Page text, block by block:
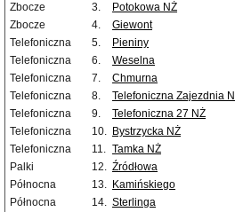
Zbocze
3. Potokowa NŻ
Zbocze
4. Giewont
Telefoniczna
5. Pieniny
Telefoniczna
6. Weselna
Telefoniczna
7. Chmurna
Telefoniczna
8. Telefoniczna Zajezdnia
Telefoniczna
9. Telefoniczna 27 NŻ
Telefoniczna
10. Bystrzycka NŻ
Telefoniczna
11. Tamka NŻ
Palki
12. Źródłowa
Północna
13. Kamińskiego
Północna
14. Sterlinga